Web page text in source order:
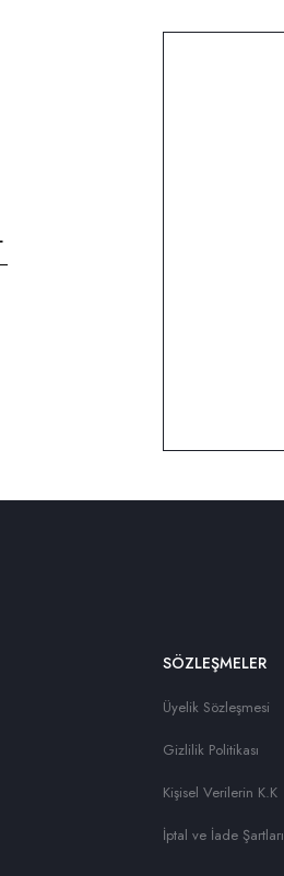
SÖZLEŞMELER
Üyelik Sözleşmesi
Gizlilik Politikası
Kişisel Verilerin K.K
İptal ve İade Şartları